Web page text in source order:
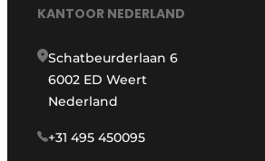
KANTOOR NEDERLAND
Schatbeurderlaan 6
6002 ED Weert
Nederland
+31 495 450095